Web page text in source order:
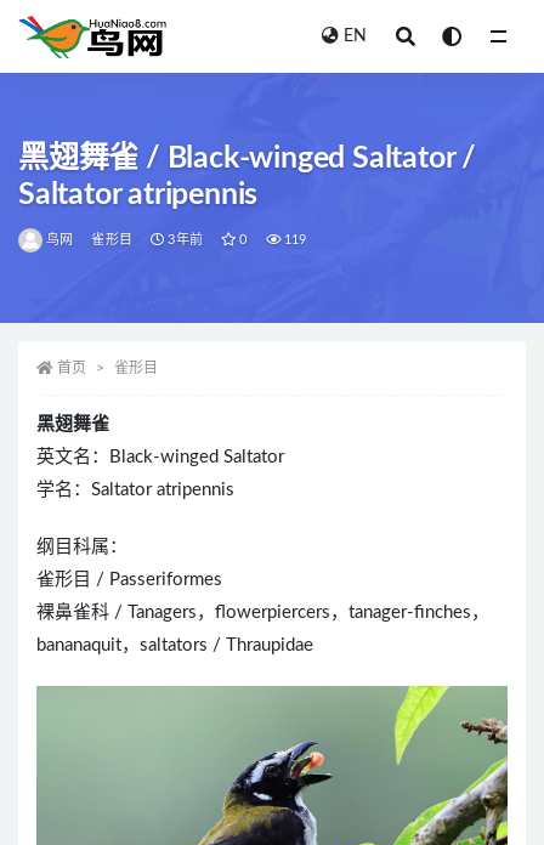
EN
黑翅舞雀 / Black-winged Saltator /
Saltator atripennis
鸟网 雀形目 3年前 0 119
首页 雀形目
黑翅舞雀
英文名：Black-winged Saltator
学名：Saltator atripennis
纲目科属：
雀形目 / Passeriformes
裸鼻雀科 / Tanagers，flowerpiercers，tanager-finches，
bananaquit，saltators / Thraupidae